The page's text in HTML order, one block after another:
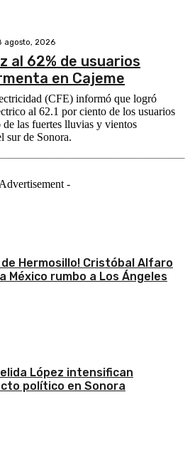
agosto, 2026
al 62% de usuarios
en Cajeme
(CFE) informó que logró
al 62.1 por ciento de los usuarios
las fuertes lluvias y vientos
sur de Sonora.
-
de Hermosillo! Cristóbal Alfaro
México rumbo a Los Ángeles
López intensifican
político en Sonora